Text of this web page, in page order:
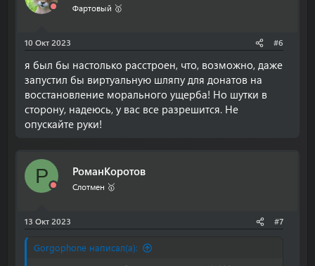
Фартовый 🥇
10 Окт 2023 #6
я был бы настолько расстроен, что, возможно, даже
запустил бы виртуальную шляпу для донатов на
восстановление морального ущерба! Но шутки в
сторону, надеюсь, у вас все разрешится. Не
опускайте руки!
Р РоманКоротов
Слотмен 🥇
13 Окт 2023 #7
Gorgophone написал(а):